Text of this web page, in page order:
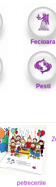
Fecioara
Pesti
petrecerile